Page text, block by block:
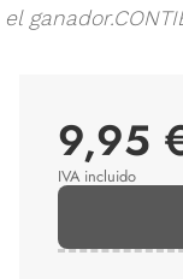
el
9,95
IVA incluido